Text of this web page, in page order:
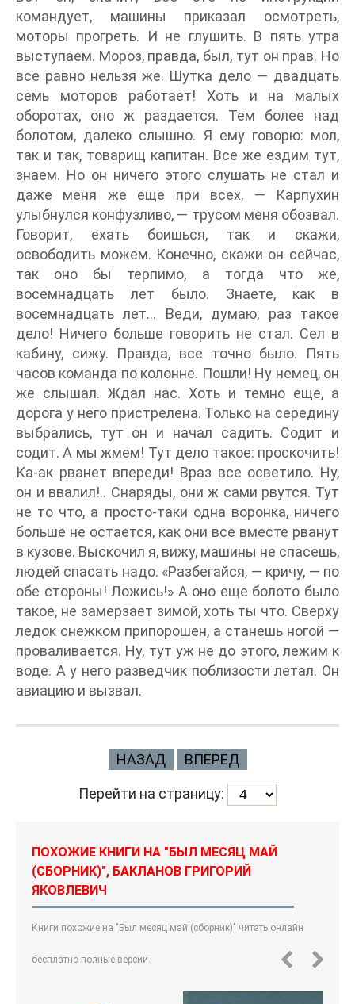
командует, машины приказал осмотреть,
моторы прогреть. И не глушить. В пять утра
выступаем. Мороз, правда, был, тут он прав. Но
все равно нельзя же. Шутка дело — двадцать
семь моторов работает! Хоть и на малых
оборотах, оно ж раздается. Тем более над
болотом, далеко слышно. Я ему говорю: мол,
так и так, товарищ капитан. Все же ездим тут,
знаем. Но он ничего этого слушать не стал и
даже меня же еще при всех, — Карпухин
улыбнулся конфузливо, — трусом меня обозвал.
Говорит, ехать боишься, так и скажи,
освободить можем. Конечно, скажи он сейчас,
так оно бы терпимо, а тогда что же,
восемнадцать лет было. Знаете, как в
восемнадцать лет… Веди, думаю, раз такое
дело! Ничего больше говорить не стал. Сел в
кабину, сижу. Правда, все точно было. Пять
часов команда по колонне. Пошли! Ну немец, он
же слышал. Ждал нас. Хоть и темно еще, а
дорога у него пристрелена. Только на середину
выбрались, тут он и начал садить. Содит и
содит. А мы жмем! Тут дело такое: проскочить!
Ка-ак рванет впереди! Враз все осветило. Ну,
он и ввалил!.. Снаряды, они ж сами рвутся. Тут
не то что, а просто-таки одна воронка, ничего
больше не остается, как они все вместе рванут
в кузове. Выскочил я, вижу, машины не спасешь,
людей спасать надо. «Разбегайся, — кричу, — по
обе стороны! Ложись!» А оно еще болото было
такое, не замерзает зимой, хоть ты что. Сверху
ледок снежком припорошен, а станешь ногой —
проваливается. Ну, тут уж не до этого, лежим к
воде. А у него разведчик поблизости летал. Он
авиацию и вызвал.
НАЗАД ВПЕРЕД
Перейти на страницу:
ПОХОЖИЕ КНИГИ НА "БЫЛ МЕСЯЦ МАЙ
(СБОРНИК)", БАКЛАНОВ ГРИГОРИЙ
ЯКОВЛЕВИЧ
Книги похожие на "Был месяц май (сборник)" читать онлайн
бесплатно полные версии.